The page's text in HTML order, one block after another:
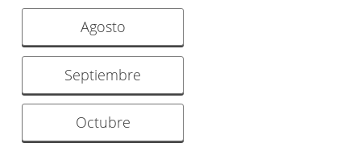
Agosto
Septiembre
Octubre